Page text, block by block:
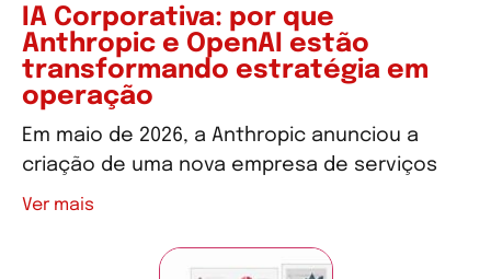
IA Corporativa: por que
Anthropic e OpenAI estão
transformando estratégia em
operação
Em maio de 2026, a Anthropic anunciou a
criação de uma nova empresa de serviços
Ver mais